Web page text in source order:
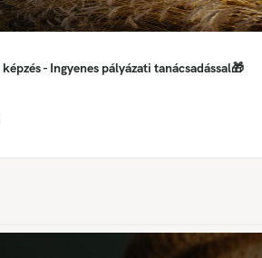
- Ingyenes pályázati tanácsadással🎁